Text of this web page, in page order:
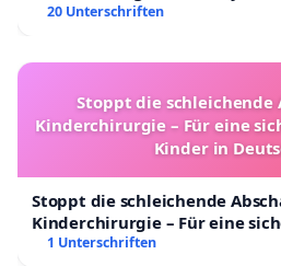
20 Unterschriften
Stoppt die schleichende
Kinderchirurgie – Für eine
Kinder in
Stoppt die schleichende
Kinderchirurgie – Für eine
Kinder in Deutschland
1 Unterschriften